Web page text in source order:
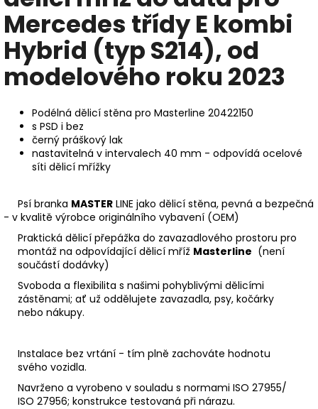
Mercedes třídy E kombi
Hybrid (typ S214), od
modelového roku 2023
Podélná dělicí stěna pro Masterline 20422150
s PSD i bez
černý práškový lak
nastavitelná v intervalech 40 mm - odpovídá ocelové
síti dělicí mřížky
Psí branka MASTER LINE jako dělicí stěna, pevná a bezpečná
- v kvalitě výrobce originálního vybavení (OEM)
Praktická dělicí přepážka do zavazadlového prostoru pro
montáž na odpovídající dělicí mříž Masterline (není
součástí dodávky)
Svoboda a flexibilita s našimi pohyblivými dělicími
zástěnami; ať už oddělujete zavazadla, psy, kočárky
nebo nákupy.
Instalace bez vrtání - tím plně zachováte hodnotu
svého vozidla.
Navrženo a vyrobeno v souladu s normami ISO 27955/
ISO 27956; konstrukce testovaná při nárazu.